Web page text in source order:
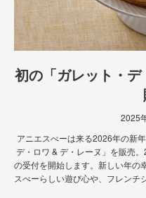
初の「ガレット・
2025
アニエスべーは来る2026年の新
デ・ロワ & デ・レーヌ」を販売
の受付を開始します。新しい年の
スべーらしい遊び心や、フレンチ